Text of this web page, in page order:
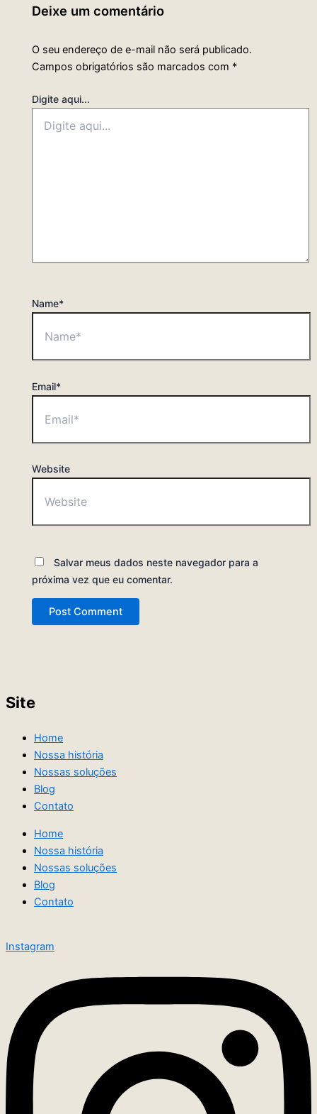
Deixe um comentário
O seu endereço de e-mail não será publicado.
Campos obrigatórios são marcados com *
Digite aqui...
Name*
Email*
Website
Salvar meus dados neste navegador para a
próxima vez que eu comentar.
Site
Home
Nossa história
Nossas soluções
Blog
Contato
Home
Nossa história
Nossas soluções
Blog
Contato
Instagram